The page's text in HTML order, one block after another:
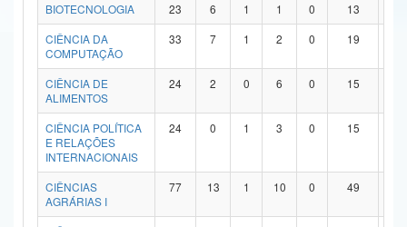
Advocacia-Geral da União
Banco Central do Brasil
BIOTECNOLOGIA
23 6 1 1 0 13
CIÊNCIA DA
COMPUTAÇÃO
33 7 1 2 0 19
CIÊNCIA DE
ALIMENTOS
24 2 0 6 0 15
CIÊNCIA POLÍTICA
E RELAÇÕES
INTERNACIONAIS
24 0 1 3 0 15
CIÊNCIAS
AGRÁRIAS I
77 13 1 10 0 49